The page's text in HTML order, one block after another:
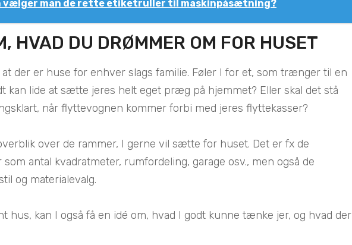
vælger man de rette etiketruller til maskinpåsætning?
HVAD DU DRØMMER OM FOR HUSET
der er huse for enhver slags familie. Føler I for et, som trænger til en
kan lide at sætte jeres helt eget præg på hjemmet? Eller skal det stå
når flyttevognen kommer forbi med jeres flyttekasser?
over de rammer, I gerne vil sætte for huset. Det er fx de
antal kvadratmeter, rumfordeling, garage osv., men også de
og materialevalg.
hus, kan I også få en idé om, hvad I godt kunne tænke jer, og hvad der